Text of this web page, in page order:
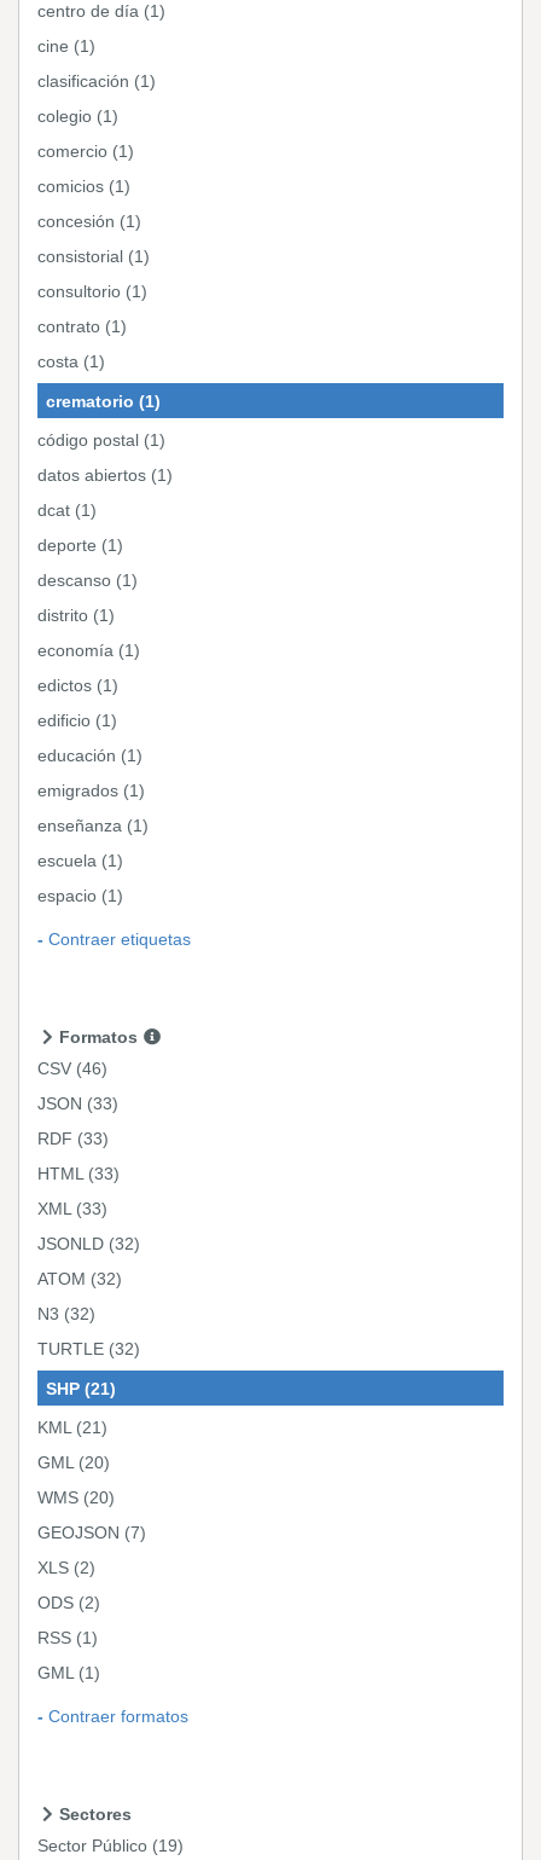
centro de día (1)
cine (1)
clasificación (1)
colegio (1)
comercio (1)
comicios (1)
concesión (1)
consistorial (1)
consultorio (1)
contrato (1)
costa (1)
crematorio (1)
código postal (1)
datos abiertos (1)
dcat (1)
deporte (1)
descanso (1)
distrito (1)
economía (1)
edictos (1)
edificio (1)
educación (1)
emigrados (1)
enseñanza (1)
escuela (1)
espacio (1)
Contraer etiquetas
Formatos
CSV (46)
JSON (33)
RDF (33)
HTML (33)
XML (33)
JSONLD (32)
ATOM (32)
N3 (32)
TURTLE (32)
SHP (21)
KML (21)
GML (20)
WMS (20)
GEOJSON (7)
XLS (2)
ODS (2)
RSS (1)
GML (1)
Contraer formatos
Sectores
Sector Público (19)